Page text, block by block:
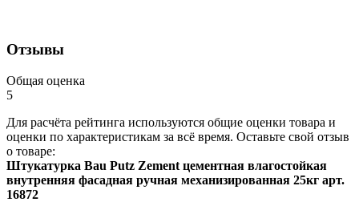
Отзывы
Общая оценка
5
Для расчёта рейтинга используются общие оценки товара и
оценки по характеристикам за всё время. Оставьте свой отзыв
о товаре:
Штукатурка Bau Putz Zement цементная влагостойкая
внутренняя фасадная ручная механизированная 25кг арт.
16872